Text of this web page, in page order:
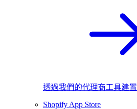
透過我們的代理商工具建置
Shopify App Store